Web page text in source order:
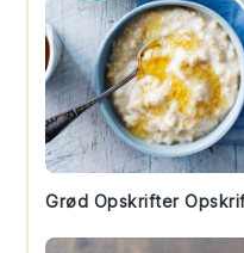
Grød Opskrifter